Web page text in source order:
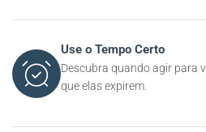
Use o Tempo Certo
Descubra quando agir para
que elas expirem.